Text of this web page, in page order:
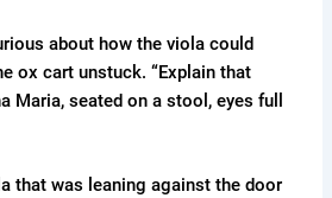
about how the viola could
ox cart unstuck. “Explain that
Maria, seated on a stool, eyes full
that was leaning against the door